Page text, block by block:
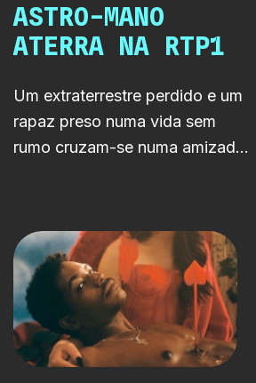
ASTRO-MANO
ATERRA NA RTP1
Um extraterrestre perdido e um
rapaz preso numa vida sem
rumo cruzam-se numa amizade
LAB para a RTP1.